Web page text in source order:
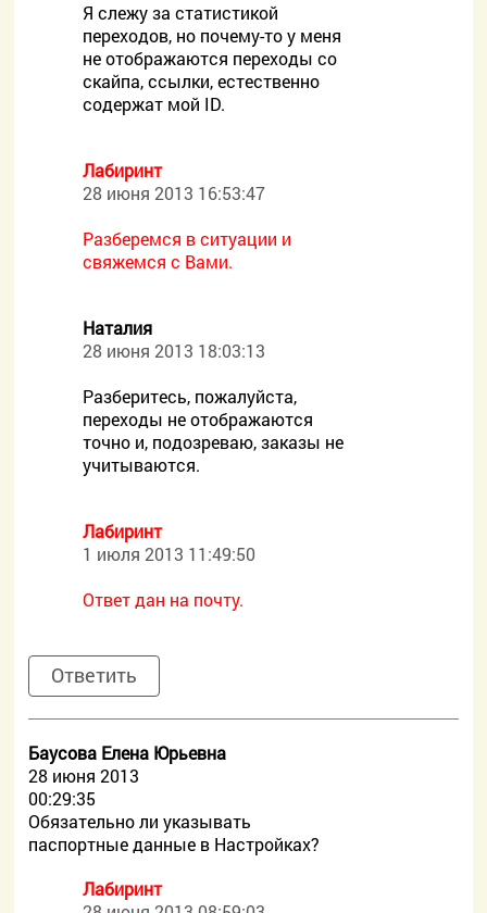
Я слежу за статистикой
переходов, но почему-то у меня
не отображаются переходы со
скайпа, ссылки, естественно
содержат мой ID.
Лабиринт
28 июня 2013 16:53:47
Разберемся в ситуации и
свяжемся с Вами.
Наталия
28 июня 2013 18:03:13
Разберитесь, пожалуйста,
переходы не отображаются
точно и, подозреваю, заказы не
учитываются.
Лабиринт
1 июля 2013 11:49:50
Ответ дан на почту.
Ответить
Баусова Елена Юрьевна
28 июня 2013
00:29:35
Обязательно ли указывать
паспортные данные в Настройках?
Лабиринт